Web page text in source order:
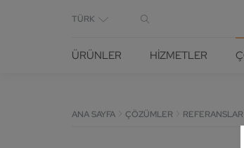
TÜRK
ÜRÜNLER HIZMETLER
ANA SAYFA ÇÖZÜMLER REFERANSLAR